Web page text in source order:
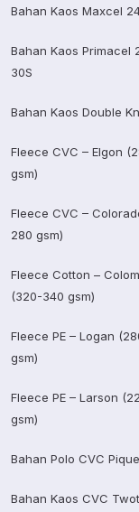
Bahan Kaos Maxcel
Bahan Kaos Primacel
30S
Bahan Kaos Double
Fleece CVC – Elgon
gsm)
Fleece CVC –
280 gsm)
Fleece Cotton –
(320-340 gsm)
Fleece PE – Logan
gsm)
Fleece PE – Larson
gsm)
Bahan Polo CVC Pique
Bahan Kaos CVC